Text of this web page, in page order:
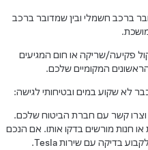
ברכב חשמלי ובין שמדובר ברכב
פקיעה/שריקה או חום המגיעים
המקומיים שלכם.
לא שקוע במים ובטיחותי לגישה:
קשר עם חברת הביטוח שלכם.
חנות מורשים בדקו אותו. אם הנכם